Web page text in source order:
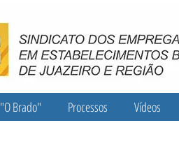
Brado" Processos Vídeos